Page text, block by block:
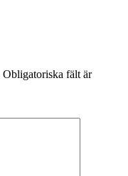
Obligatoriska fält är